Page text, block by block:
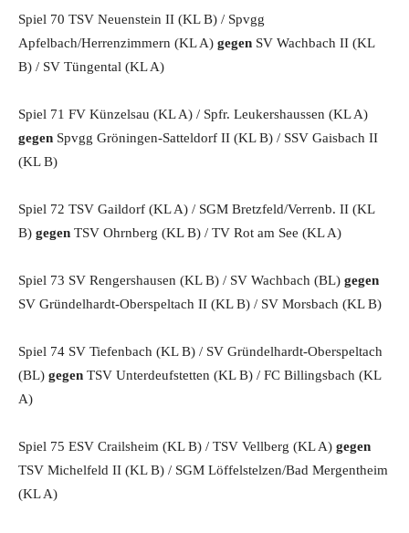
Spiel 70 TSV Neuenstein II (KL B) / Spvgg
Apfelbach/Herrenzimmern (KL A) gegen SV Wachbach II (KL
B) / SV Tüngental (KL A)
Spiel 71 FV Künzelsau (KL A) / Spfr. Leukershaussen (KL A)
gegen Spvgg Gröningen-Satteldorf II (KL B) / SSV Gaisbach II
(KL B)
Spiel 72 TSV Gaildorf (KL A) / SGM Bretzfeld/Verrenb. II (KL
B) gegen TSV Ohrnberg (KL B) / TV Rot am See (KL A)
Spiel 73 SV Rengershausen (KL B) / SV Wachbach (BL) gegen
SV Gründelhardt-Oberspeltach II (KL B) / SV Morsbach (KL B)
Spiel 74 SV Tiefenbach (KL B) / SV Gründelhardt-Oberspeltach
(BL) gegen TSV Unterdeufstetten (KL B) / FC Billingsbach (KL
A)
Spiel 75 ESV Crailsheim (KL B) / TSV Vellberg (KL A) gegen
TSV Michelfeld II (KL B) / SGM Löffelstelzen/Bad Mergentheim
(KL A)